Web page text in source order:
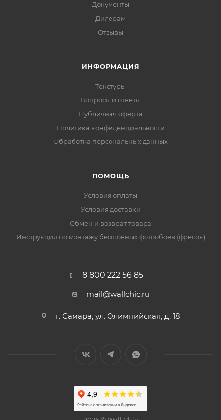
Документы
Дилерам
Отзывы
ИНФОРМАЦИЯ
Текстуры
Вопросы и ответы
Публичная оферта
Политика конфиденциальности
Обработка персональных данных
ПОМОЩЬ
Условия оплаты
Условия доставки
Обмен и возврат товара
Инструкция по монтажу бесшовных фотообоев (фресок)
8 800 222 56 85
mail@wallchic.ru
г. Самара, ул. Олимпийская, д. 18